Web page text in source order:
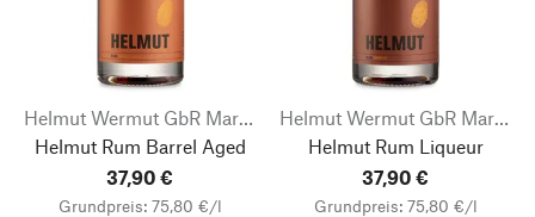
Helmut Wermut GbR Markus Weiß
Helmut Rum Barrel Aged
37,90 €
Grundpreis: 75,80 €/l
Helmut Wermut GbR Markus Weiß
Helmut Rum Liqueur
37,90 €
Grundpreis: 75,80 €/l